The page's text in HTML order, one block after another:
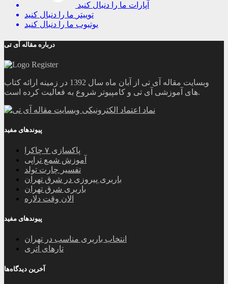
آپارات ما را دنبال کنید
توییتر ما را دنبال کنید
یوتیوب ما را دنبال کنید
درباره مقاله آی تی
وبسایت مقاله آی تی از آبان ماه سال 1392 در زمینه ارائه کتاب
های آموزشی آی تی و کامپیوتر شروع به فعالیت کرده است.
پیوندهای مفید
پاکسازی ۷ چاکرا
آموزش شمع تراپی
تفسیر چارت تولد
باربری پیروزی در شرق تهران
باربری شرق تهران
الان وقت دلاره
پیوندهای مفید
انتخاب باربری مناسب در تهران
تارهای اتری
آخرین دیدگاه‌ها